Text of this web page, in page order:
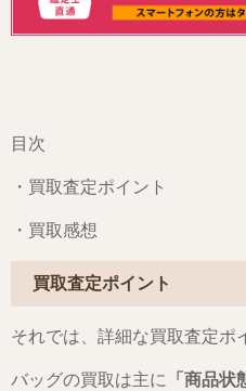
目次
・買取査定ポイント
・買取感想
買取査定ポイント
それでは、詳細な買取査定ポ
バッグの買取は主に 「商品状